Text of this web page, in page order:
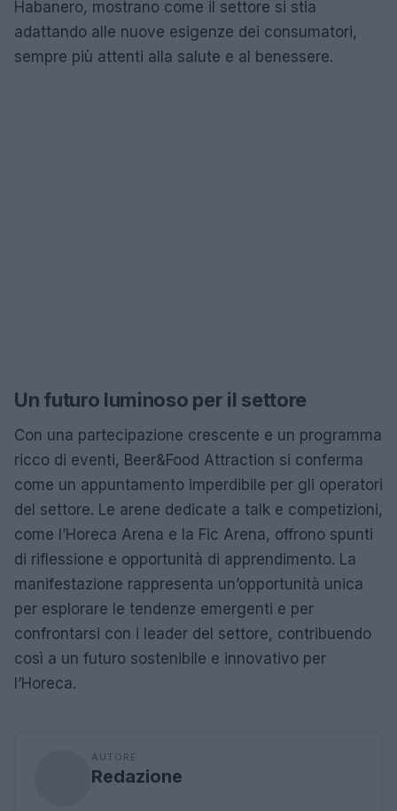
Habanero, mostrano come il settore si stia
adattando alle nuove esigenze dei consumatori,
sempre più attenti alla salute e al benessere.
Un futuro luminoso per il settore
Con una partecipazione crescente e un programma
ricco di eventi, Beer&Food Attraction si conferma
come un appuntamento imperdibile per gli operatori
del settore. Le arene dedicate a talk e competizioni,
come l’Horeca Arena e la Fic Arena, offrono spunti
di riflessione e opportunità di apprendimento. La
manifestazione rappresenta un’opportunità unica
per esplorare le tendenze emergenti e per
confrontarsi con i leader del settore, contribuendo
così a un futuro sostenibile e innovativo per
l’Horeca.
AUTORE
Redazione